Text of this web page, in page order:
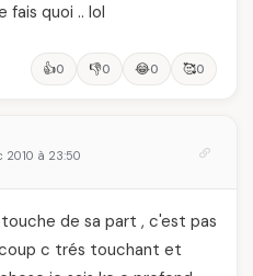
quoi .. lol
👍0 👎0 😂0 🥰0
2010 à 23:50
de sa part , c'est pas
c trés touchant et